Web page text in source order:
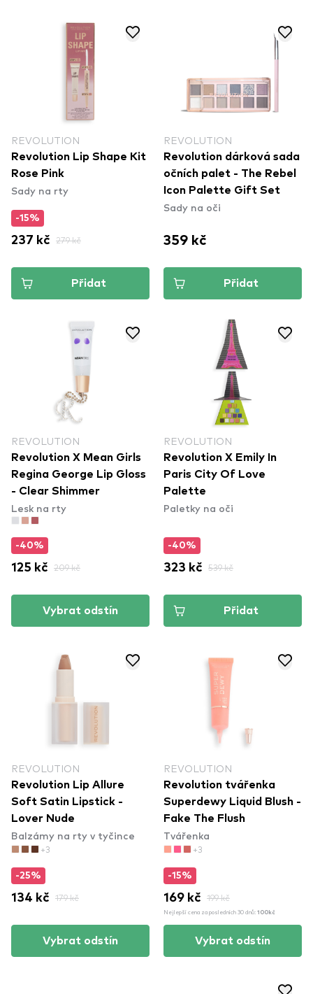
REVOLUTION
Revolution Lip Shape Kit
Rose Pink
Sady na rty
-15%
237 kč 279 kč
Přidat
REVOLUTION
Revolution dárková sada
očních palet - The Rebel
Icon Palette Gift Set
Sady na oči
359 kč
Přidat
REVOLUTION
Revolution X Mean Girls
Regina George Lip Gloss
- Clear Shimmer
Lesk na rty
-40%
125 kč 209 kč
Vybrat odstín
REVOLUTION
Revolution X Emily In
Paris City Of Love
Palette
Paletky na oči
-40%
323 kč 539 kč
Přidat
REVOLUTION
Revolution Lip Allure
Soft Satin Lipstick -
Lover Nude
Balzámy na rty v tyčince
+3
-25%
134 kč 179 kč
Vybrat odstín
REVOLUTION
Revolution tvářenka
Superdewy Liquid Blush -
Fake The Flush
Tvářenka
+3
-15%
169 kč 199 kč
Nejlepší cena za posledních 30 dnů: 100kč
Vybrat odstín